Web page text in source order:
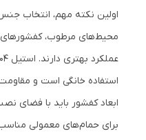
اولین نکته مهم، انتخاب
محیط‌های مرطوب،
استفاده خانگی است و
ابعاد کفشور باید با
برای حمام‌های معمولی